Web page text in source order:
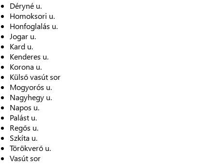
Déryné u.
Homoksori u.
Honfoglalás u.
Jogar u.
Kard u.
Kenderes u.
Korona u.
Külső vasút sor
Mogyorós u.
Nagyhegy u.
Napos u.
Palást u.
Regős u.
Szkíta u.
Törökverő u.
Vasút sor